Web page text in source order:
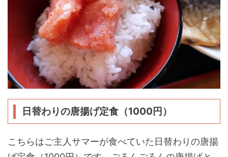
日替わりの唐揚げ定食（1000円）
こちらはご主人サマーが食べていた日替わりの唐揚